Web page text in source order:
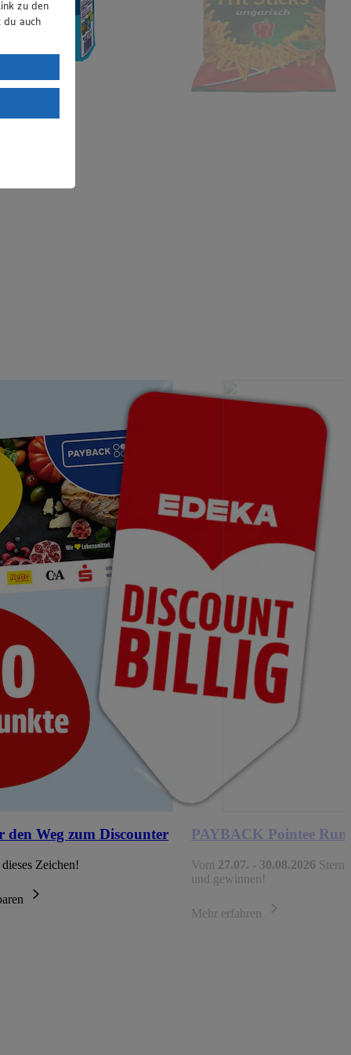
den Weg zum Discounter
Zeichen!
PAYBACK Pointee Run
Vom 27.07. - 30.08.2026
und gewinnen!
Mehr erfahren
zu den
auch
DSGVO
mit
das